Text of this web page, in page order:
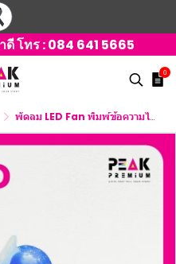
ดี โทร :084 641 5665
0
พัดลม LED Fan พิมพ์ข้อความได้ตามแบบ พร้อมพิมพ์โลโก้ พิมพ์ภาพ